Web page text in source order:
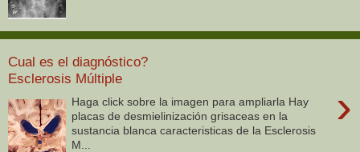
Cual es el diagnóstico?
Esclerosis Múltiple
›
Haga click sobre la imagen para ampliarla Hay
placas de desmielinización grisaceas en la
sustancia blanca caracteristicas de la Esclerosis
M...